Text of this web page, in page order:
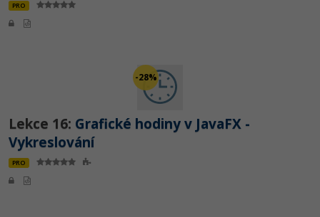
PRO
-28%
Lekce 16: Grafické hodiny v JavaFX -
Vykreslování
PRO